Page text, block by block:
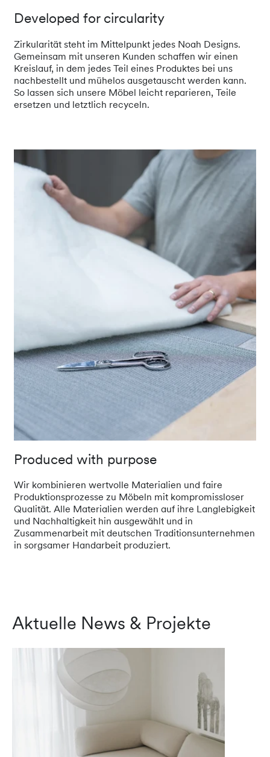
Developed for circularity
Zirkularität steht im Mittelpunkt jedes Noah Designs.
Gemeinsam mit unseren Kunden schaffen wir einen
Kreislauf, in dem jedes Teil eines Produktes bei uns
nachbestellt und mühelos ausgetauscht werden kann.
So lassen sich unsere Möbel leicht reparieren, Teile
ersetzen und letztlich recyceln.
Produced with purpose
Wir kombinieren wertvolle Materialien und faire
Produktionsprozesse zu Möbeln mit kompromissloser
Qualität. Alle Materialien werden auf ihre Langlebigkeit
und Nachhaltigkeit hin ausgewählt und in
Zusammenarbeit mit deutschen Traditionsunternehmen
in sorgsamer Handarbeit produziert.
Aktuelle News & Projekte